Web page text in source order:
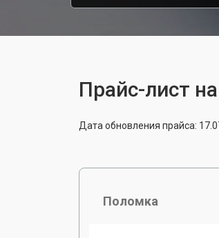
Прайс-лист
Дата обновления прайса:
Поломка